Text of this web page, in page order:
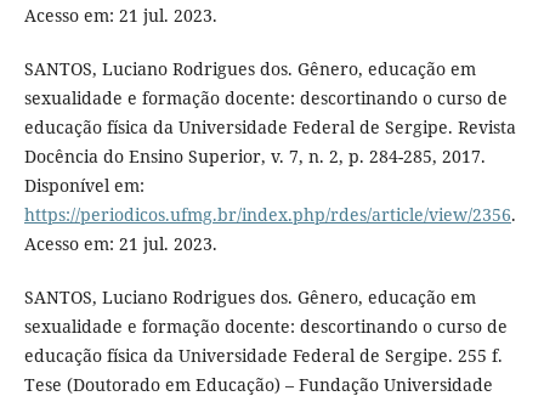
Acesso em: 21 jul. 2023.
SANTOS, Luciano Rodrigues dos. Gênero, educação em
sexualidade e formação docente: descortinando o curso de
educação física da Universidade Federal de Sergipe. Revista
Docência do Ensino Superior, v. 7, n. 2, p. 284-285, 2017.
Disponível em:
https://periodicos.ufmg.br/index.php/rdes/article/view/2356.
Acesso em: 21 jul. 2023.
SANTOS, Luciano Rodrigues dos. Gênero, educação em
sexualidade e formação docente: descortinando o curso de
educação física da Universidade Federal de Sergipe. 255 f.
Tese (Doutorado em Educação) – Fundação Universidade